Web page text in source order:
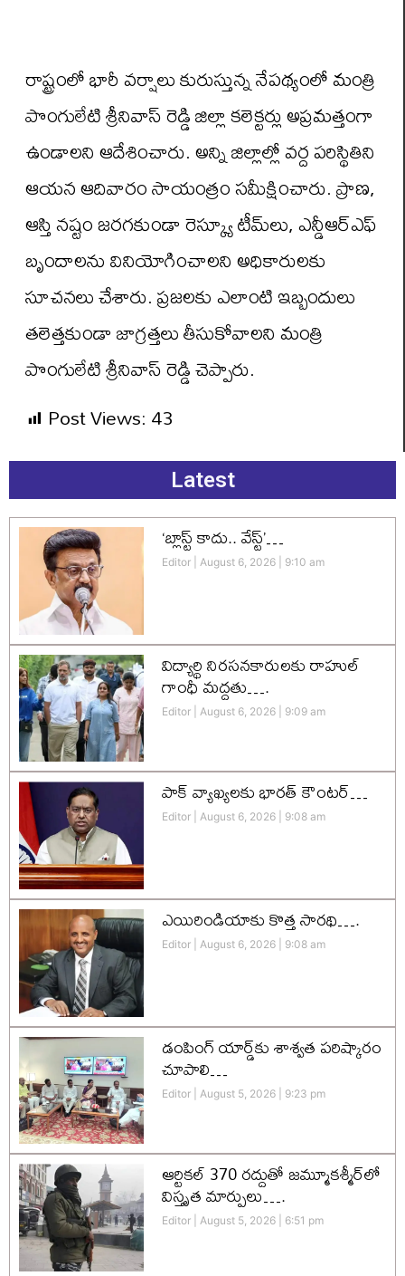
రాష్ట్రంలో భారీ వర్షాలు కురుస్తున్న నేపథ్యంలో మంత్రి
పొంగులేటి శ్రీనివాస్ రెడ్డి జిల్లా కలెక్టర్లు అప్రమత్తంగా
ఉండాలని ఆదేశించారు. అన్ని జిల్లాల్లో వర్ద పరిస్థితిని
ఆయన ఆదివారం సాయంత్రం సమీక్షించారు. ప్రాణ,
ఆస్తి నష్టం జరగకుండా రెస్క్యూ టీమ్‌లు, ఎన్డీఆర్ఎఫ్
బృందాలను వినియోగించాలని అధికారులకు
సూచనలు చేశారు. ప్రజలకు ఎలాంటి ఇబ్బందులు
తలెత్తకుండా జాగ్రత్తలు తీసుకోవాలని మంత్రి
పొంగులేటి శ్రీనివాస్ రెడ్డి చెప్పారు.
Post Views:43
Latest
‘బ్లాస్ట్ కాదు.. వేస్ట్’…
Editor August 6, 2026 9:10 am
విద్యార్థి నిరసనకారులకు రాహుల్
గాంధీ మద్దతు….
Editor August 6, 2026 9:09 am
పాక్ వ్యాఖ్యలకు భారత్ కౌంటర్…
Editor August 6, 2026 9:08 am
ఎయిరిండియాకు కొత్త సారథి….
Editor August 6, 2026 9:08 am
డంపింగ్ యార్డ్‌కు శాశ్వత పరిష్కారం
చూపాలి…
Editor August 5, 2026 9:23 pm
ఆర్టికల్ 370 రద్దుతో జమ్మూకశ్మీర్‌లో
విస్తృత మార్పులు….
Editor August 5, 2026 6:51 pm